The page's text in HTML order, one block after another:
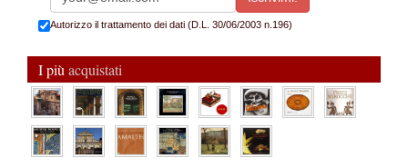
Autorizzo il trattamento dei dati (D.L. 30/06/2003 n.196)
I più acquistati